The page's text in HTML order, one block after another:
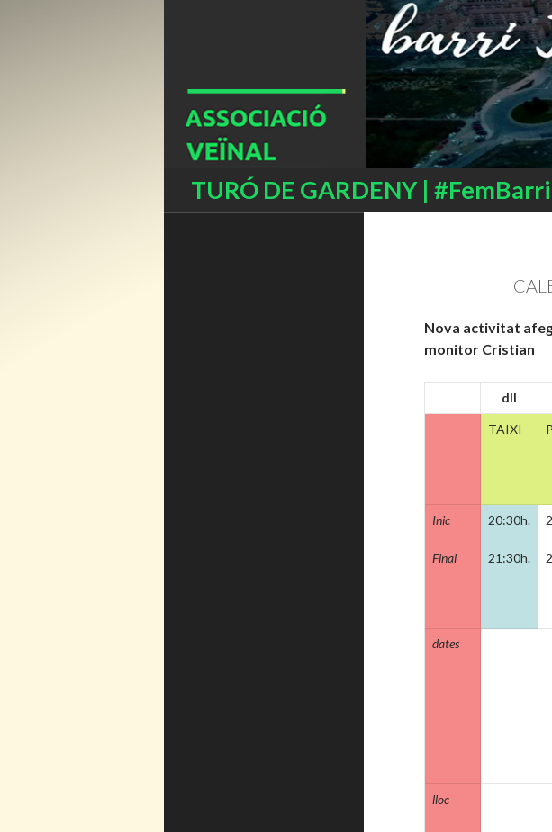
TURÓ DE GARDENY |
Buscar
Nova activitat
monitor Cristian
dll
TAIXI
Inic
Final
20:30h.
21:30h.
dates
lloc